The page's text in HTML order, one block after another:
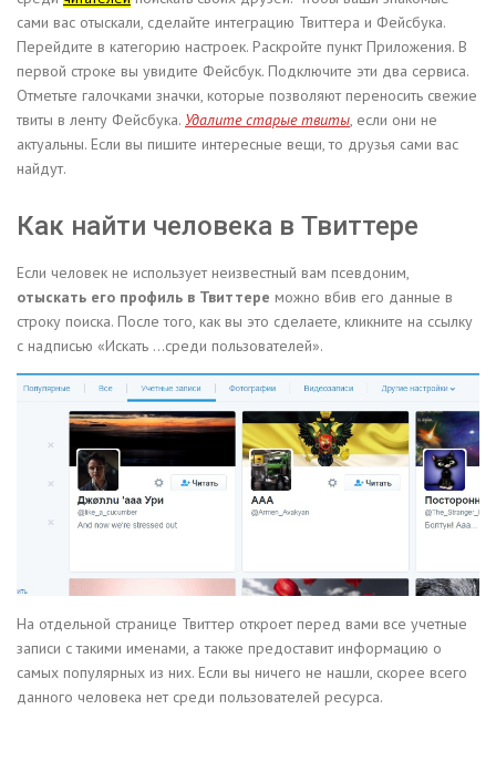
сами вас отыскали, сделайте интеграцию Твиттера и Фейсбука.
Перейдите в категорию настроек. Раскройте пункт Приложения. В
первой строке вы увидите Фейсбук. Подключите эти два сервиса.
Отметьте галочками значки, которые позволяют переносить свежие
твиты в ленту Фейсбука. Удалите старые твиты , если они не
актуальны. Если вы пишите интересные вещи, то друзья сами вас
найдут.
Как найти человека в Твиттере
Если человек не использует неизвестный вам псевдоним,
отыскать его профиль в Твиттере можно вбив его данные в
строку поиска. После того, как вы это сделаете, кликните на ссылку
с надписью «Искать …среди пользователей».
На отдельной странице Твиттер откроет перед вами все учетные
записи с такими именами, а также предоставит информацию о
самых популярных из них. Если вы ничего не нашли, скорее всего
данного человека нет среди пользователей ресурса.